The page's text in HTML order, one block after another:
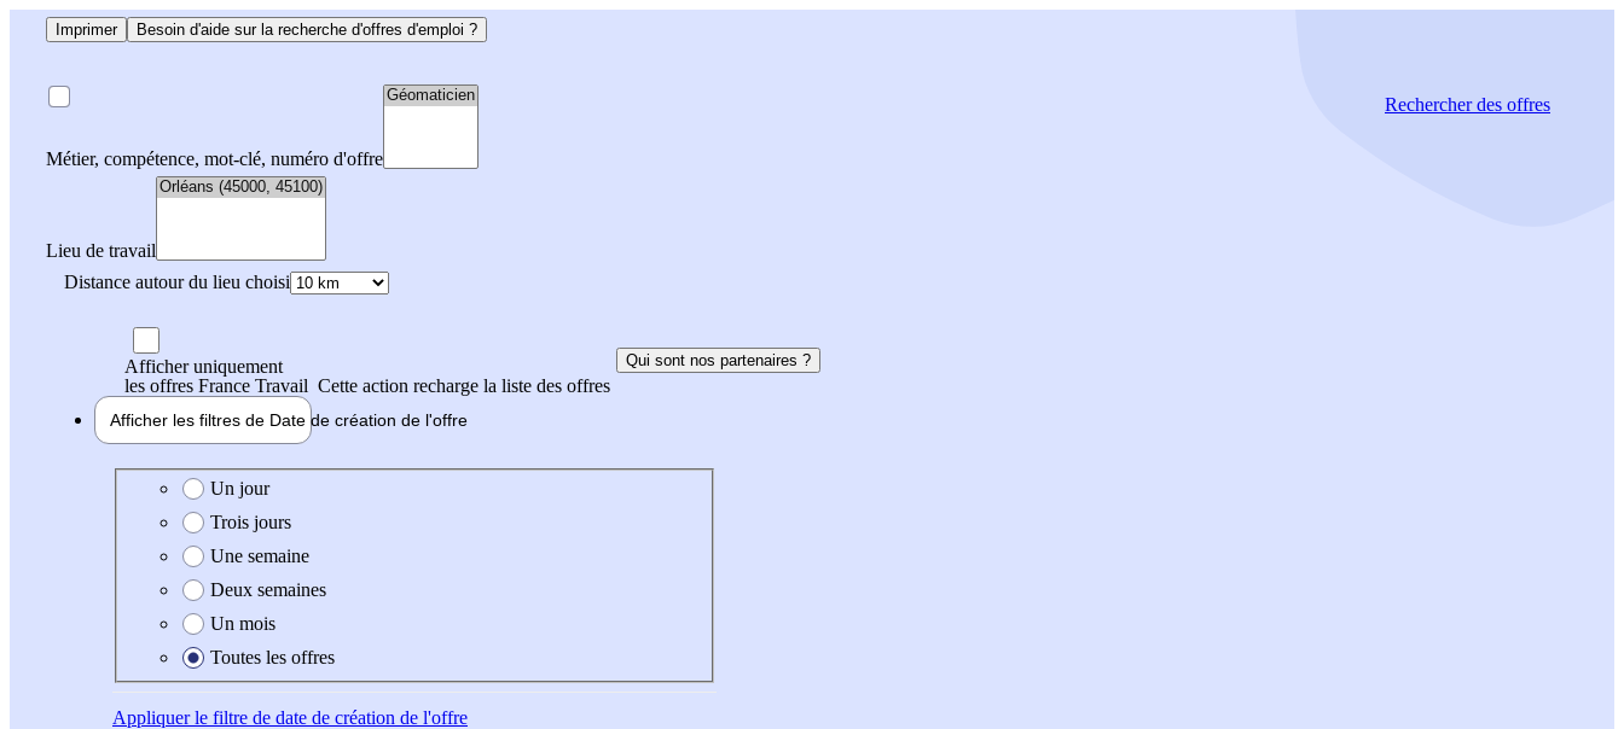
Imprimer Besoin d'aide sur la recherche d'offres d'emploi ?
Métier, compétence, mot-clé, numéro d'offre
Lieu de travail
Distance autour du lieu choisi
Rechercherdes offres
Afficher uniquement
les offres France Travail Cette action recharge la liste des offres
Qui sont nos partenaires ?
Afficher les filtres de Date de création de l'offre
Date de création de l'offre
Un jour
Trois jours
Une semaine
Deux semaines
Un mois
Toutes les offres
Appliquerle filtre de date de création de l'offre